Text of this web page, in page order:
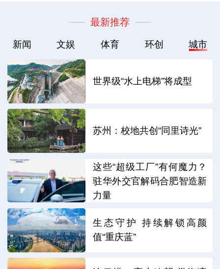
最新推荐
新闻 文娱 体育 环创 城市
世界级“水上电梯”将成型
苏州：校地共创“同里诗光”
这些“超级工厂”有何魔力？
驻华外交官解码合肥智造新
力量
生态守护 持续解锁高颜
值“重庆蓝”